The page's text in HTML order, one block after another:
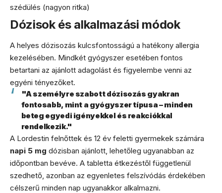
szédülés (nagyon ritka)
Dózisok és alkalmazási módok
A helyes dózisozás kulcsfontosságú a hatékony allergia
kezelésében. Mindkét gyógyszer esetében fontos
betartani az ajánlott adagolást és figyelembe venni az
egyéni tényezőket.
"A személyre szabott dózisozás gyakran
fontosabb, mint a gyógyszer típusa – minden
beteg egyedi igényekkel és reakciókkal
rendelkezik."
A Lordestin felnőttek és 12 év feletti gyermekek számára
napi 5 mg dózisban ajánlott, lehetőleg ugyanabban az
időpontban bevéve. A tabletta étkezéstől függetlenül
szedhető, azonban az egyenletes felszívódás érdekében
célszerű minden nap ugyanakkor alkalmazni.